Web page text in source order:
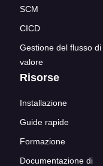
SCM
CICD
Gestione del flusso di
valore
Risorse
Installazione
Guide rapide
Formazione
Documentazione di